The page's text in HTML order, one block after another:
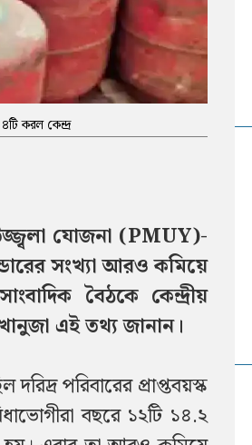
করল কেন্দ্র
উজ্জ্বলা যোজনা (PMUY)-
সংখ্যা আরও কমিয়ে
বৈঠকে কেন্দ্রীয়
এই তথ্য জানান।
পরিবারের প্রাপ্তবয়স্ক
বছরে ১২টি ১৪.২